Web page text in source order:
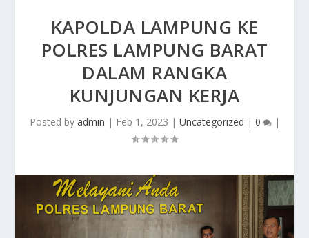
KAPOLDA LAMPUNG KE
POLRES LAMPUNG BARAT
DALAM RANGKA
KUNJUNGAN KERJA
Posted by admin | Feb 1, 2023 | Uncategorized | 0 |